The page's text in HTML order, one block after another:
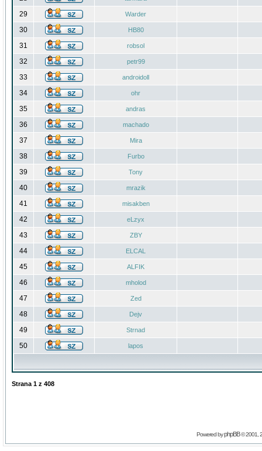
29 Warder
30 HB80
31 robsol
32 petr99
33 androidoll
34 ohr
35 andras
36 machado
37 Mira
38 Furbo
39 Tony
40 mrazik
41 misakben
42 eLzyx
43 ZBY
44 ELCAL
45 ALFIK
46 mholod
47 Zed
48 Dejv
49 Strnad
50 lapos
Strana 1 z 408
Powered byphpBB© 2001,